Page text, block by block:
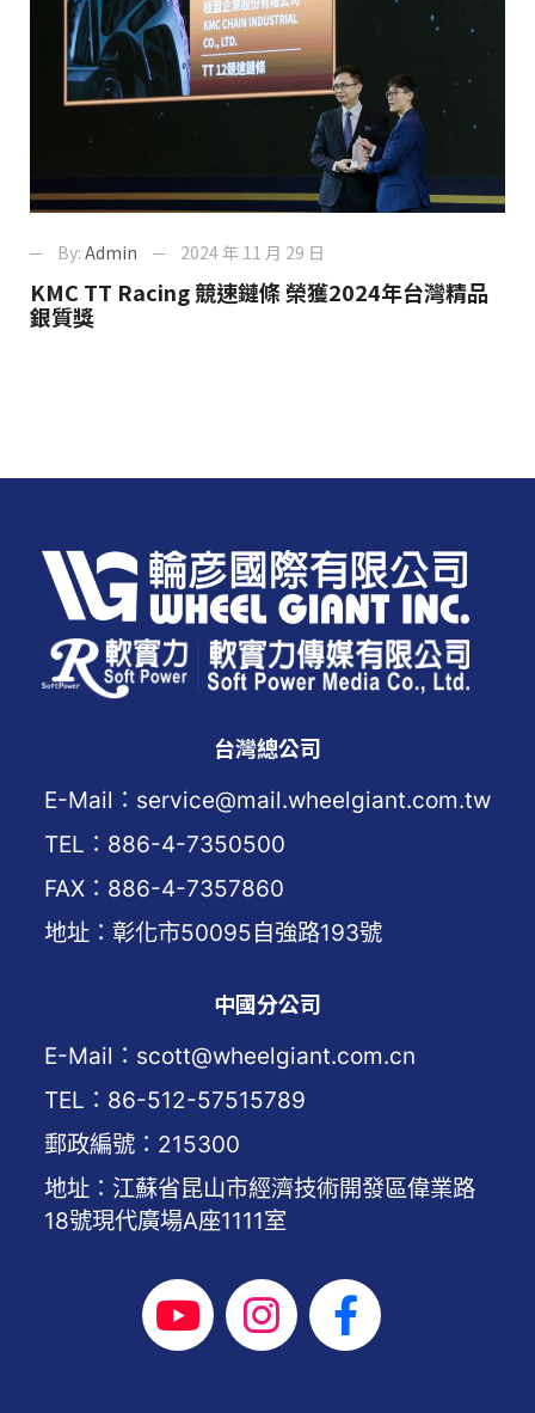
By: Admin 2024 年 11 月 29 日
KMC TT Racing 競速鏈條 榮獲2024年台灣精品
銀質獎
台灣總公司
E-Mail：service@mail.wheelgiant.com.tw
TEL：886-4-7350500
FAX：886-4-7357860
地址：彰化市50095自強路193號
中國分公司
E-Mail：scott@wheelgiant.com.cn
TEL：86-512-57515789
郵政編號：215300
地址：江蘇省昆山市經濟技術開發區偉業路
18號現代廣場A座1111室